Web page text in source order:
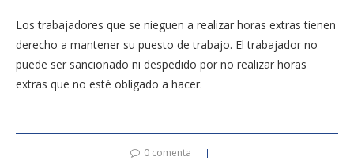
Los trabajadores que se nieguen a realizar horas extras tienen
derecho a mantener su puesto de trabajo. El trabajador no
puede ser sancionado ni despedido por no realizar horas
extras que no esté obligado a hacer.
0 comenta